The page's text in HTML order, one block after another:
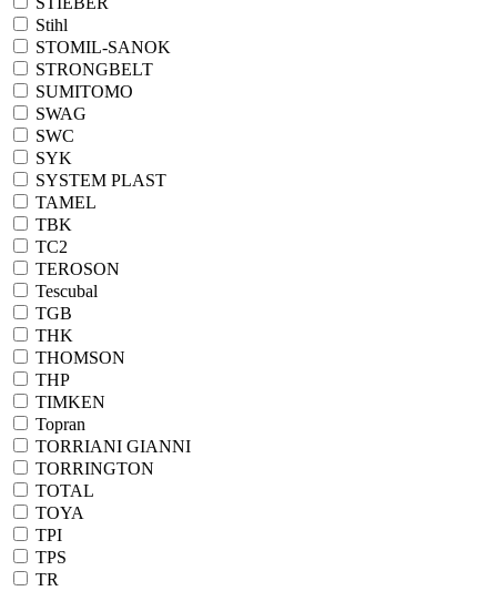
Stihl
STOMIL-SANOK
STRONGBELT
SUMITOMO
SWAG
SWC
SYK
SYSTEM PLAST
TAMEL
TBK
TC2
TEROSON
Tescubal
TGB
THK
THOMSON
THP
TIMKEN
Topran
TORRIANI GIANNI
TORRINGTON
TOTAL
TOYA
TPI
TPS
TR